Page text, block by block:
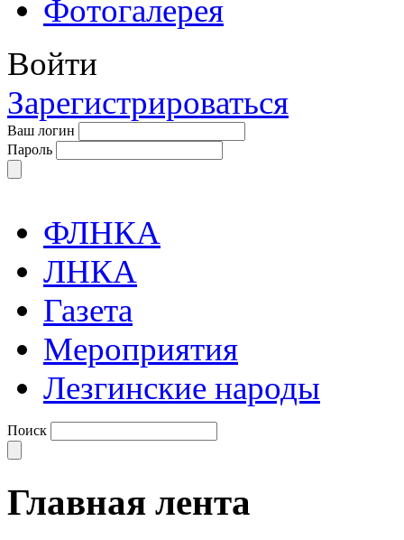
Фотогалерея
Войти
Зарегистрироваться
Ваш логин
Пароль
ФЛНКА
ЛНКА
Газета
Мероприятия
Лезгинские народы
Поиск
Главная лента